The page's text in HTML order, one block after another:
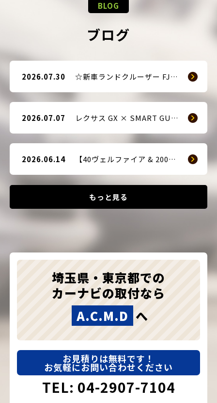
BLOG
ブログ
もっと見る
2026.07.30 ☆新車ランドクルーザー FJ（TRJ240） × Argus D1 & 前後ドライブレコーダー取付☆
2026.07.07 レクサス GX × SMART GUARD3 持ち込み取付
2026.06.14 【40ヴェルファイア & 200系ハイエース(9型) 新車2台へ SMART GUARD3取付】
埼玉県・東京都での
カーナビの取付なら
A.C.M.D へ
お見積りは無料です！
お気軽にお問い合わせください
TEL: 04-2907-7104